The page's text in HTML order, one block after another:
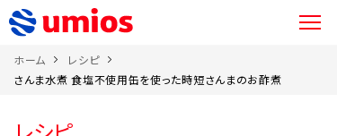
ホーム
レシピ
さんま水煮 食塩不使用缶を使った時短さんまのお酢煮